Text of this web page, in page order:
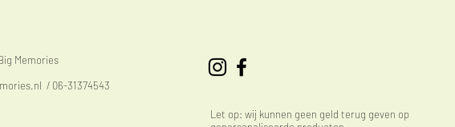
Let op: wij kunnen geen geld terug geven op
Memories
/ 06-31374543